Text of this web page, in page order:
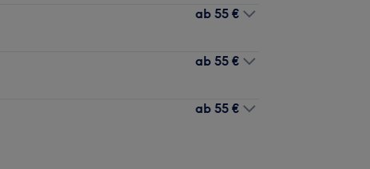
ab 55 €
ab 55 €
ab 55 €